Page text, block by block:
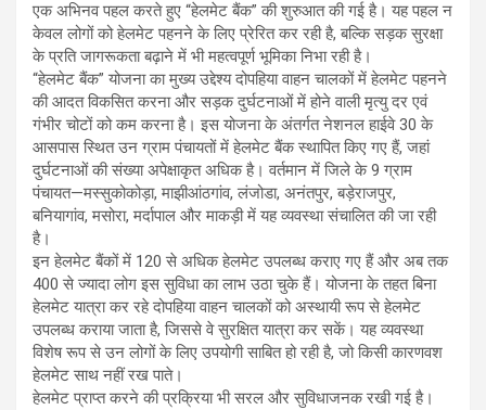
एक अभिनव पहल करते हुए “हेलमेट बैंक” की शुरुआत की गई है। यह पहल न
केवल लोगों को हेलमेट पहनने के लिए प्रेरित कर रही है, बल्कि सड़क सुरक्षा
के प्रति जागरूकता बढ़ाने में भी महत्वपूर्ण भूमिका निभा रही है।
“हेलमेट बैंक” योजना का मुख्य उद्देश्य दोपहिया वाहन चालकों में हेलमेट पहनने
की आदत विकसित करना और सड़क दुर्घटनाओं में होने वाली मृत्यु दर एवं
गंभीर चोटों को कम करना है। इस योजना के अंतर्गत नेशनल हाईवे 30 के
आसपास स्थित उन ग्राम पंचायतों में हेलमेट बैंक स्थापित किए गए हैं, जहां
दुर्घटनाओं की संख्या अपेक्षाकृत अधिक है। वर्तमान में जिले के 9 ग्राम
पंचायत—मस्सुकोकोड़ा, माझीआंठगांव, लंजोडा, अनंतपुर, बड़ेराजपुर,
बनियागांव, मसोरा, मर्दापाल और माकड़ी में यह व्यवस्था संचालित की जा रही
है।
इन हेलमेट बैंकों में 120 से अधिक हेलमेट उपलब्ध कराए गए हैं और अब तक
400 से ज्यादा लोग इस सुविधा का लाभ उठा चुके हैं। योजना के तहत बिना
हेलमेट यात्रा कर रहे दोपहिया वाहन चालकों को अस्थायी रूप से हेलमेट
उपलब्ध कराया जाता है, जिससे वे सुरक्षित यात्रा कर सकें। यह व्यवस्था
विशेष रूप से उन लोगों के लिए उपयोगी साबित हो रही है, जो किसी कारणवश
हेलमेट साथ नहीं रख पाते।
हेलमेट प्राप्त करने की प्रक्रिया भी सरल और सुविधाजनक रखी गई है।